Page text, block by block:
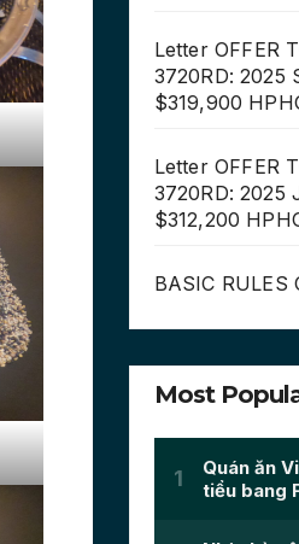
Letter OFFER
3720RD: 2025
$319,900
Letter OFFER
3720RD: 2025
$312,200
BASIC RULES
Most